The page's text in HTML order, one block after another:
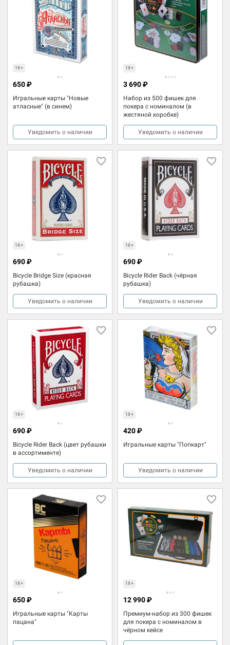
18+
Игральные карты "Новые
атласные" (в синем)
650 ₽
Уведомить о наличии
18+
Набор из 500 фишек для
покера с номиналом (в
жестяной коробке)
3 690 ₽
Уведомить о наличии
18+
Bicycle Bridge Size (красная
рубашка)
690 ₽
Уведомить о наличии
18+
Bicycle Rider Back (чёрная
рубашка)
690 ₽
Уведомить о наличии
18+
Bicycle Rider Back (цвет рубашки
в ассортименте)
690 ₽
Уведомить о наличии
18+
Игральные карты "Попкарт"
420 ₽
Уведомить о наличии
18+
Игральные карты "Карты
пацана"
650 ₽
18+
Премиум-набор из 300 фишек
для покера с номиналом в
чёрном кейсе
12 990 ₽